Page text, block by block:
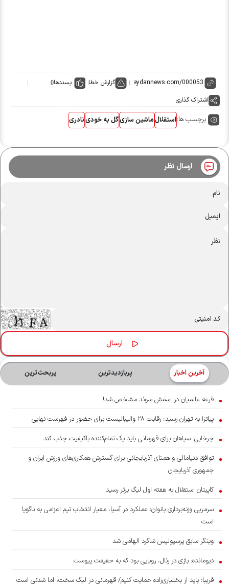
گزارش خطا پسندها0
اشتراک گذاری
برچسب ها:استقلالماشین سازیگل به خودینادری
ارسال نظر
آخرین اخبار پربازدیدترین پربحث‌ترین‌
قرعه عالمیان در اسمش سوئد مشخص شد!
پیاتزا به تهران رسید؛ رقابت ۲۸ والیبالیست برای حضور در فهرست نهایی
چرخابی: سپاهان برای قهرمانی باید یک تمام‌کننده باکیفیت جذب کند
توافق دنیامالی و همتای آذربایجانی برای گسترش همکاری‌های ورزش ایران و
جمهوری آذربایجان
کاپیتان استقلال به هفته اول لیگ برتر رسید
سرمربی وزنه‌برداری بانوان: عملکرد در آسیا، معیار انتخاب تیم اعزامی به ناگویا
است
وینگر سابق پرسپولیس شاگرد الهامی شد
دیومانده: بازی در رئال، رویایی بود که به حقیقت پیوست
فریبا: باید از بختیاری‌زاده حمایت کنیم/ قهرمانی در لیگ سخت، اما شدنی است